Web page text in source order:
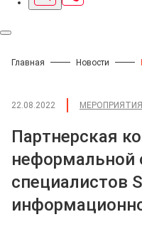
Главная Новости
22.08.2022 МЕРОПРИЯТИЯ
Партнерская
неформальной
специалистов